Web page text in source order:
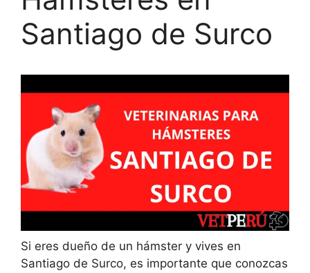
Santiago de Surco
Si eres dueño de un hámster y vives en
Santiago de Surco, es importante que conozcas